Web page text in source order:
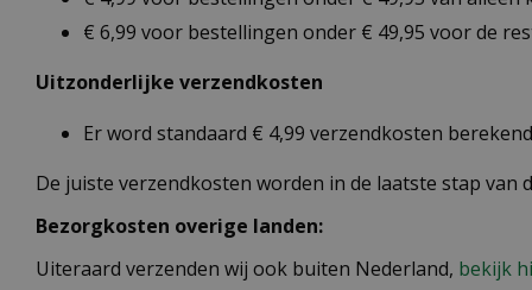
€ 6,99 voor bestellingen onder € 49,95 voor de
Uitzonderlijke verzendkosten
Er word standaard € 4,99 verzendkosten
De juiste verzendkosten worden in de laatste stap van
Bezorgkosten overige landen:
Uiteraard verzenden wij ook buiten Nederland, bekijk